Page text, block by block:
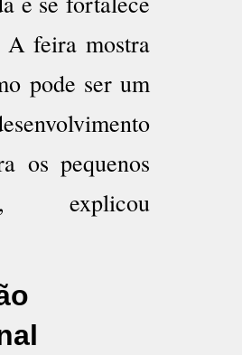
feira mostra
pode ser um
os pequenos
explicou